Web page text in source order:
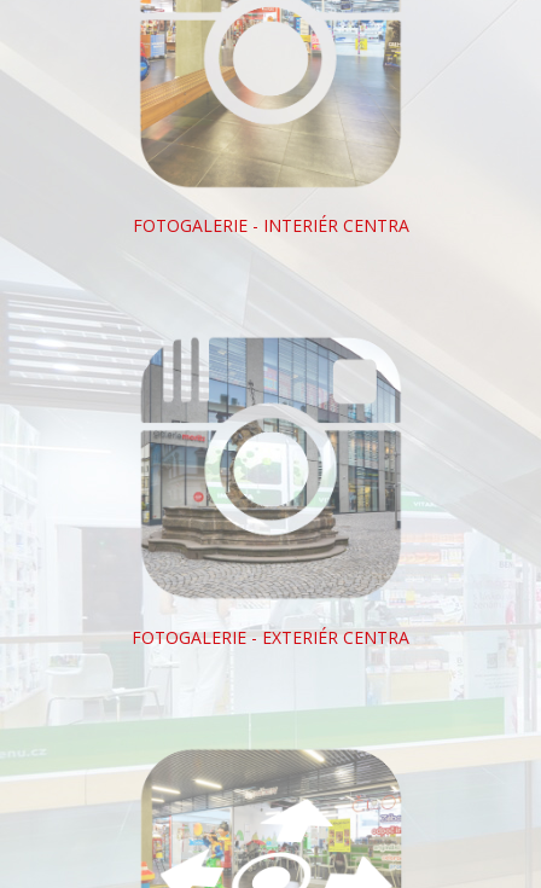
FOTOGALERIE - INTERIÉR CENTRA
FOTOGALERIE - EXTERIÉR CENTRA